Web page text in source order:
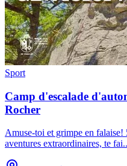
Sport
Camp d'escalade
Rocher
Amuse-toi et grimpe en
aventures extraordinaires, te fai